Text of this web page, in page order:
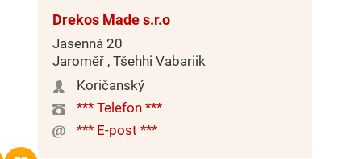
Drekos Made s.r.o
Jasenná 20
Jaroměř , Tšehhi Vabariik
Koričanský
*** Telefon ***
*** E-post ***